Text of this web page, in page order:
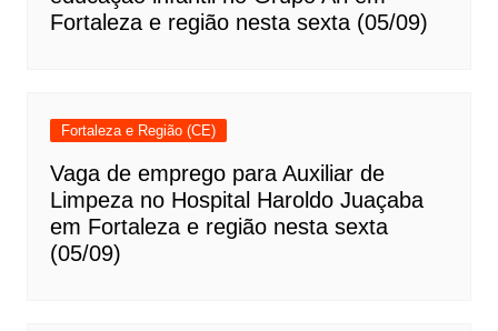
Fortaleza e região nesta sexta (05/09)
Fortaleza e Região (CE)
Vaga de emprego para Auxiliar de
Limpeza no Hospital Haroldo Juaçaba
em Fortaleza e região nesta sexta
(05/09)